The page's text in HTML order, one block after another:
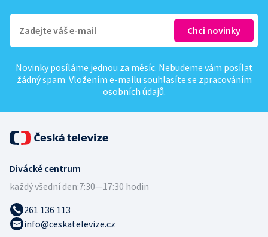
Novinky posíláme jednou za měsíc. Nebudeme vám posílat
žádný spam. Vložením e-mailu souhlasíte se zpracováním
osobních údajů.